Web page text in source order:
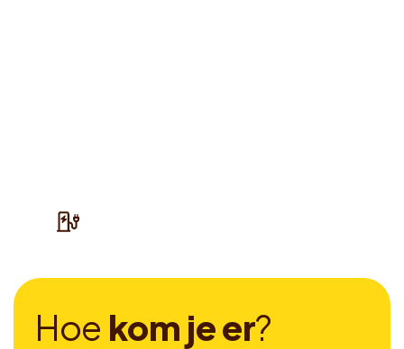
Hoe kom jeer?